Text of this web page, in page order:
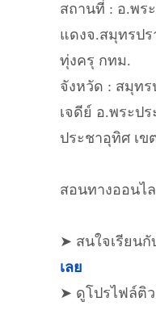
สถานที่ : อ.พร
แดงจ.สมุทรปร
ทุ่งครุ กทม.
จังหวัด : สมุทร
เจดีย์ อ.พระป
ประชาอุทิศ เข
สอนทางออนไ
➤ สนใจเรียน
เลย
➤ ดูโปรไฟล์ติ